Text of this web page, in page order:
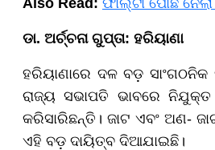
ଡା. ଅର୍ଚ୍ଚନା ଗୁପ୍ତା: ହରିୟାଣା
ହରିୟାଣାରେ ଦଳ ବଡ଼ ସାଂଗଠନିକ
ରାଜ୍ୟ ସଭାପତି ଭାବରେ ନିଯୁକ୍ତ
କରିସାରିଛନ୍ତି। ଜାଟ ଏବଂ ଅଣ-
ଏହି ବଡ଼ ଦାୟିତ୍ବ ଦିଆଯାଇଛି।